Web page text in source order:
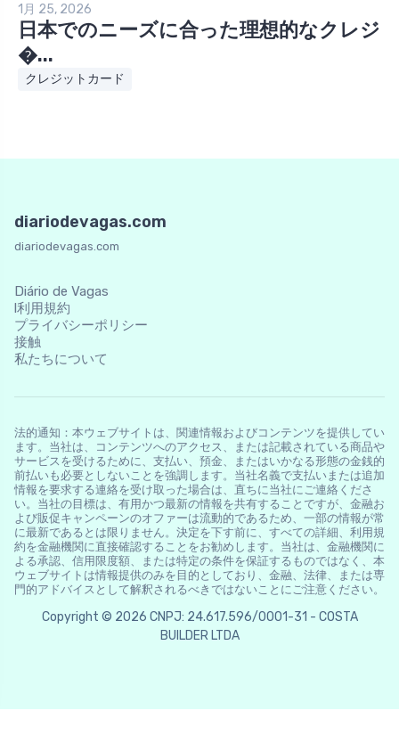
1月 25, 2026
日本でのニーズに合った理想的なクレジ
�...
クレジットカード
diariodevagas.com
diariodevagas.com
Diário de Vagas
l利用規約
プライバシーポリシー
接触
私たちについて
法的通知：本ウェブサイトは、関連情報およびコンテンツを提供してい
ます。当社は、コンテンツへのアクセス、または記載されている商品や
サービスを受けるために、支払い、預金、またはいかなる形態の金銭的
前払いも必要としないことを強調します。当社名義で支払いまたは追加
情報を要求する連絡を受け取った場合は、直ちに当社にご連絡くださ
い。当社の目標は、有用かつ最新の情報を共有することですが、金融お
よび販促キャンペーンのオファーは流動的であるため、一部の情報が常
に最新であるとは限りません。決定を下す前に、すべての詳細、利用規
約を金融機関に直接確認することをお勧めします。当社は、金融機関に
よる承認、信用限度額、または特定の条件を保証するものではなく、本
ウェブサイトは情報提供のみを目的としており、金融、法律、または専
門的アドバイスとして解釈されるべきではないことにご注意ください。
Copyright © 2026 CNPJ: 24.617.596/0001-31 - COSTA
BUILDER LTDA